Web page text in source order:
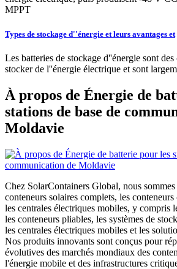
MPPT
Types de stockage d''énergie et leurs avantages et
Les batteries de stockage d''énergie sont
stocker de l''énergie électrique et sont
À propos de Énergie de
stations de base de
Moldavie
Chez SolarContainers Global, nous sommes
conteneurs solaires complets, les
les centrales électriques mobiles, y compris
les conteneurs pliables, les systèmes de
les centrales électriques mobiles et les
Nos produits innovants sont conçus pour
évolutives des marchés mondiaux des
l'énergie mobile et des infrastructures